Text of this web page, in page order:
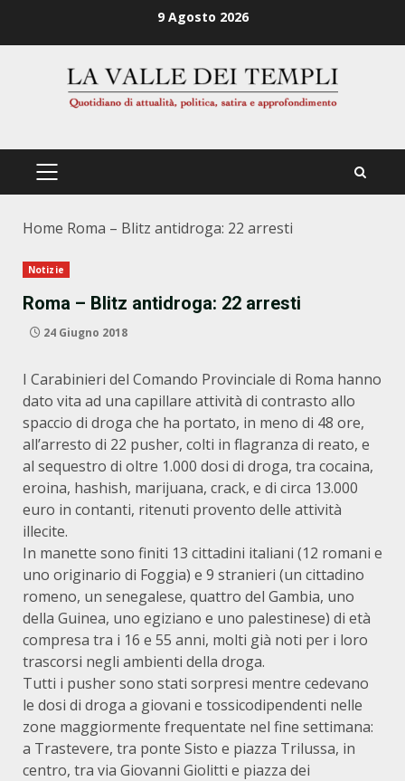
9 Agosto 2026
PRIMÄRES
Home Roma – Blitz antidroga: 22 arresti
Notizie
Roma – Blitz antidroga: 22 arresti
24 Giugno 2018
I Carabinieri del Comando Provinciale di Roma hanno
dato vita ad una capillare attività di contrasto allo
spaccio di droga che ha portato, in meno di 48 ore,
all’arresto di 22 pusher, colti in flagranza di reato, e
al sequestro di oltre 1.000 dosi di droga, tra cocaina,
eroina, hashish, marijuana, crack, e di circa 13.000
euro in contanti, ritenuti provento delle attività
illecite.
In manette sono finiti 13 cittadini italiani (12 romani e
uno originario di Foggia) e 9 stranieri (un cittadino
romeno, un senegalese, quattro del Gambia, uno
della Guinea, uno egiziano e uno palestinese) di età
compresa tra i 16 e 55 anni, molti già noti per i loro
trascorsi negli ambienti della droga.
Tutti i pusher sono stati sorpresi mentre cedevano
le dosi di droga a giovani e tossicodipendenti nelle
zone maggiormente frequentate nel fine settimana:
a Trastevere, tra ponte Sisto e piazza Trilussa, in
centro, tra via Giovanni Giolitti e piazza dei